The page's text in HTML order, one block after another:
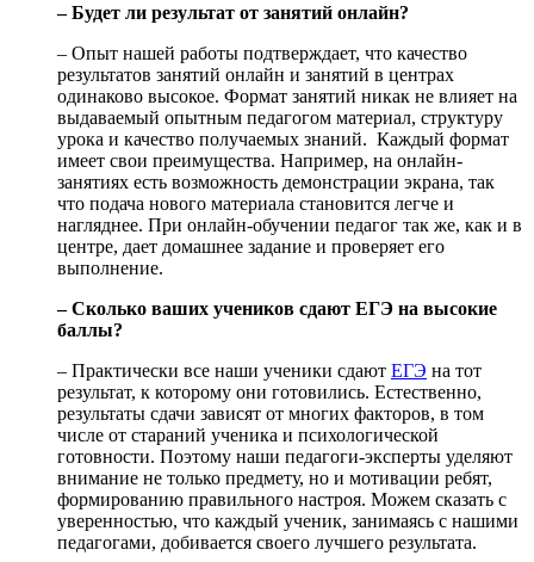
– Будет ли результат от занятий онлайн?
– Опыт нашей работы подтверждает, что качество
результатов занятий онлайн и занятий в центрах
одинаково высокое. Формат занятий никак не влияет на
выдаваемый опытным педагогом материал, структуру
урока и качество получаемых знаний. Каждый формат
имеет свои преимущества. Например, на онлайн-
занятиях есть возможность демонстрации экрана, так
что подача нового материала становится легче и
нагляднее. При онлайн-обучении педагог так же, как и в
центре, дает домашнее задание и проверяет его
выполнение.
– Сколько ваших учеников сдают ЕГЭ на высокие
баллы?
– Практически все наши ученики сдают ЕГЭ на тот
результат, к которому они готовились. Естественно,
результаты сдачи зависят от многих факторов, в том
числе от стараний ученика и психологической
готовности. Поэтому наши педагоги-эксперты уделяют
внимание не только предмету, но и мотивации ребят,
формированию правильного настроя. Можем сказать с
уверенностью, что каждый ученик, занимаясь с нашими
педагогами, добивается своего лучшего результата.